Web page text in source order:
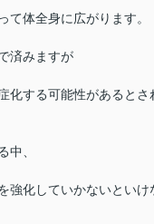
て体全身に広がります。
済みますが
化する可能性があるとさ
中、
強化していかないといけ